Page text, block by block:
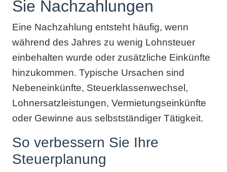
Sie Nachzahlungen
Eine Nachzahlung entsteht häufig, wenn
während des Jahres zu wenig Lohnsteuer
einbehalten wurde oder zusätzliche Einkünfte
hinzukommen. Typische Ursachen sind
Nebeneinkünfte, Steuerklassenwechsel,
Lohnersatzleistungen, Vermietungseinkünfte
oder Gewinne aus selbstständiger Tätigkeit.
So verbessern Sie Ihre
Steuerplanung